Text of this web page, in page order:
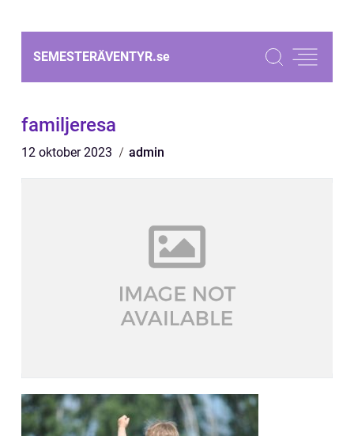
SEMESTERÄVENTYR.se
familjeresa
12 oktober 2023 admin